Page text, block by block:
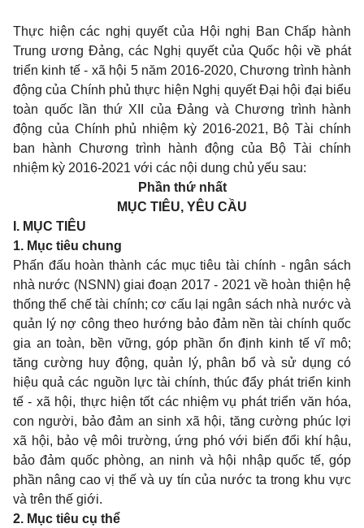
Thực hiện các nghị quyết của Hội nghị Ban Chấp hành
Trung ương Đảng, các Nghị quyết của Quốc hội về phát
triển kinh tế - xã hội 5 năm 2016-2020, Chương trình hành
động của Chính phủ thực hiện Nghị quyết Đại hội đại biểu
toàn quốc lần thứ XII của Đảng và Chương trình hành
động của Chính phủ nhiệm kỳ 2016-2021, Bộ Tài chính
ban hành Chương trình hành động của Bộ Tài chính
nhiệm kỳ 2016-2021 với các nội dung chủ yếu sau:
Phần thứ nhất
MỤC TIÊU, YÊU CẦU
I. MỤC TIÊU
1. Mục tiêu chung
Phấn đấu hoàn thành các mục tiêu tài chính - ngân sách
nhà nước (NSNN) giai đoạn 2017 - 2021 về hoàn thiện hệ
thống thể chế tài chính; cơ cấu lại ngân sách nhà nước và
quản lý nợ công theo hướng bảo đảm nền tài chính quốc
gia an toàn, bền vững, góp phần ổn định kinh tế vĩ mô;
tăng cường huy động, quản lý, phân bổ và sử dụng có
hiệu quả các nguồn lực tài chính, thúc đẩy phát triển kinh
tế - xã hội, thực hiện tốt các nhiệm vụ phát triển văn hóa,
con người, bảo đảm an sinh xã hội, tăng cường phúc lợi
xã hội, bảo vệ môi trường, ứng phó với biến đổi khí hậu,
bảo đảm quốc phòng, an ninh và hội nhập quốc tế, góp
phần nâng cao vị thế và uy tín của nước ta trong khu vực
và trên thế giới.
2. Mục tiêu cụ thể